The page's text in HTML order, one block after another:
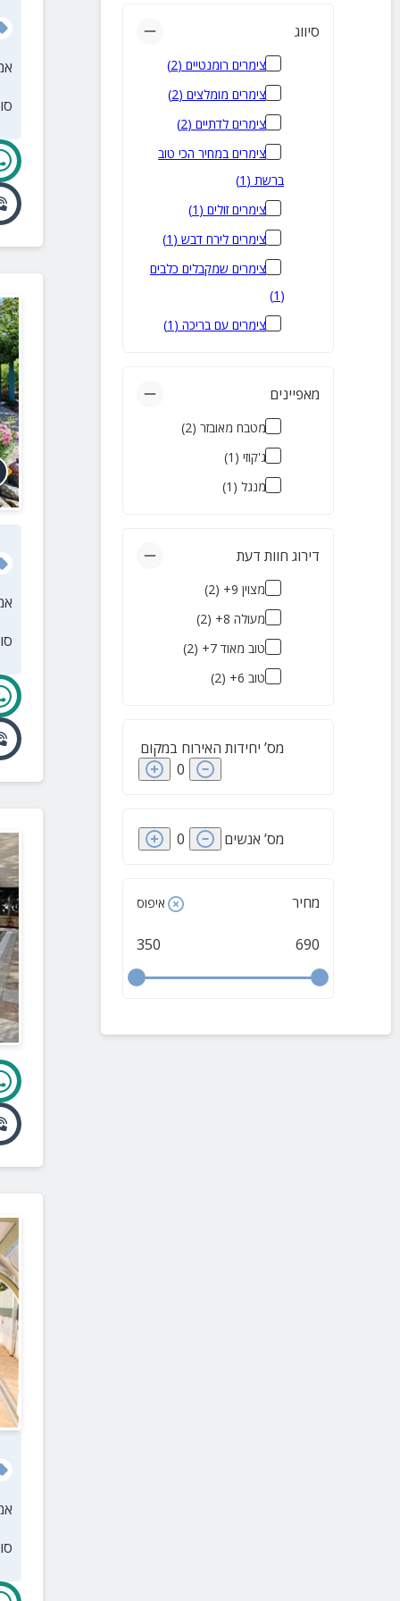
אפיק(
1
)
אניעם(
1
)
אבני איתן(
1
)
אליעד(
1
)
גבעת יואב
קצרין(
1
)
כפר חרוב(
1
)
קדמת צבי(
1
)
סיווג
צימרים רומנטיים (
2
)
צימרים מומלצים (
2
)
צימרים לדתיים (
2
)
צימרים במחיר הכי טוב
ברשת (
1
)
צימרים זולים (
1
)
צימרים לירח דבש (
1
)
צימרים שמקבלים כלבים
(
1
)
צימרים עם בריכה (
1
)
מאפיינים
מטבח מאובזר (
2
)
ג'קוזי (
1
)
מנגל (
1
)
דירוג חוות דעת
מצוין 9+ (
2
)
מעולה 8+
(
2
)
טוב מאוד 7+
(
2
)
טוב 6+
(
2
)
מס’ יחידות האירוח במקום
0
מס’ אנשים 0
מחיר איפוס
350 690